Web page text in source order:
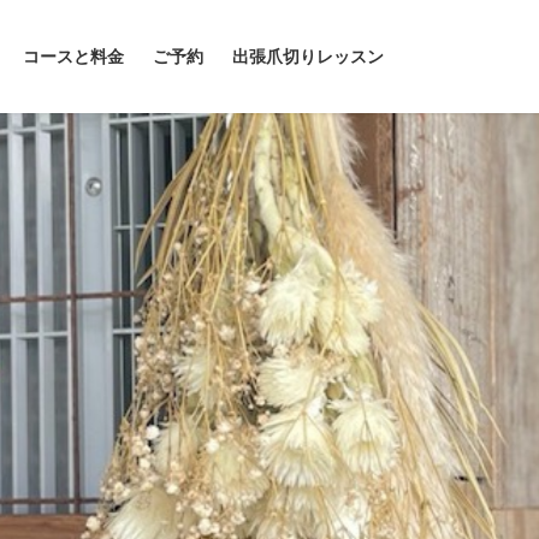
コースと料金 ご予約 出張爪切りレッスン